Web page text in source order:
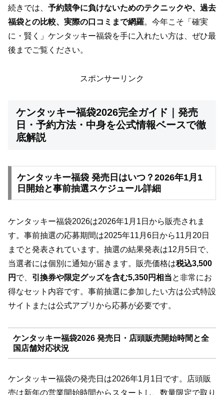
続きでは、 予約競争に負けないためのテクニックや、過去
福袋との比較、実際の口コミまで網羅。今年こそ「確実
に・賢く」ケンタッキー福袋を手に入れたい方は、ぜひ最
後までご覧ください。
スポンサーリンク
ケンタッキー福袋2026完全ガイド｜発売
日・予約方法・中身を公式情報ベースで徹
底解説
ケンタッキー福袋 発売日はいつ？2026年1月1
日開始と事前抽選スケジュール詳細
ケンタッキー福袋2026は2026年1月1日から販売されま
す。事前抽選の応募期間は2025年11月6日から11月20日
までと発表されています。抽選の結果発表は12月5日で、
当選者には個別に通知が届きます。販売価格は税込3,500
円 で、 引換券や限定グッズを含む5,350円相当と非常にお
得なセット内容です。事前抽選に参加したい方は公式特設
サイトまたは公式アプリから応募が必要です。
ケンタッキー福袋2026 発売日・店頭販売開始時間と全
国店舗対応状況
ケンタッキー福袋の発売日は2026年1月1日です。店頭販
売は新年の営業開始時間からスタートし、数量限定で取り